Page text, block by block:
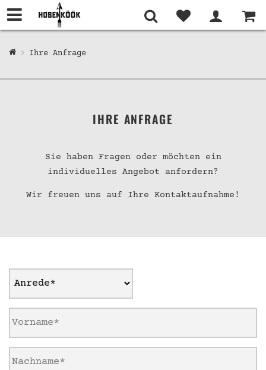
Ihre Anfrage
IHRE ANFRAGE
Sie haben Fragen oder möchten ein
individuelles Angebot anfordern?
Wir freuen uns auf Ihre Kontaktaufnahme!